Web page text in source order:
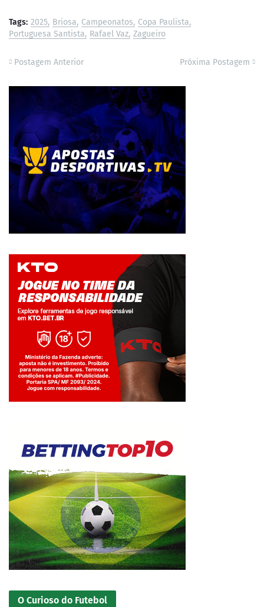
Tags: 2025 Briosa Campeonatos Copa Paulista
Portuguesa Santista Rafael Vaz Zagueiro
Postagem Anterior Próxima Postagem
Jogue com responsabilidade. 18+
O Curioso do Futebol